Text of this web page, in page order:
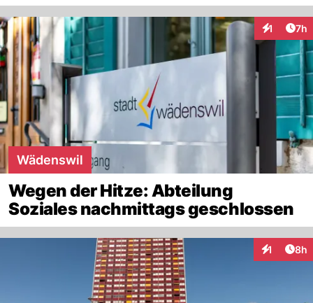
1 7h
Wädenswil
Wegen der Hitze: Abteilung
Soziales nachmittags geschlossen
1 8h